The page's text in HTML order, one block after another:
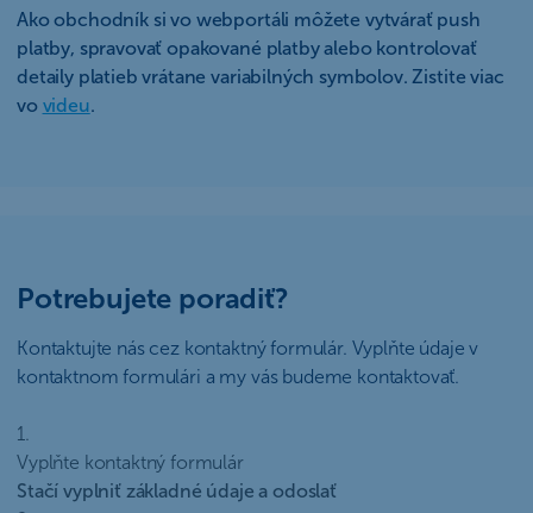
Ako obchodník si vo webportáli môžete vytvárať push
platby, spravovať opakované platby alebo kontrolovať
detaily platieb vrátane variabilných symbolov. Zistite viac
vo videu.
Potrebujete poradiť?
Kontaktujte nás cez kontaktný formulár. Vyplňte údaje v
kontaktnom formulári a my vás budeme kontaktovať.
1.
Vyplňte kontaktný formulár
Stačí vyplniť základné údaje a odoslať